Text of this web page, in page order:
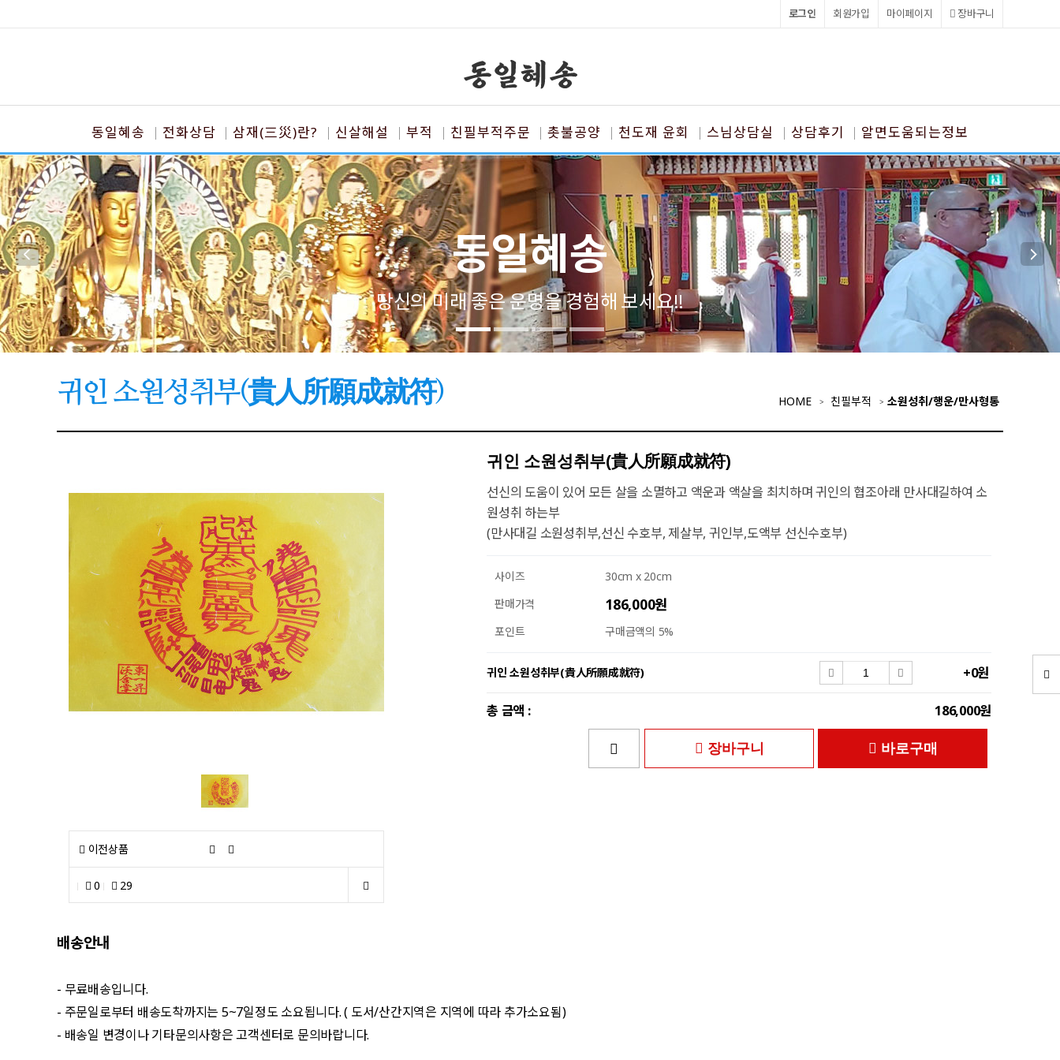
장바구니
마이페이지
회원가입
로그인
동일혜송 전화상담 삼재(三災)란? 신살해설 부적 친필부적주문 촛불공양 천도재 윤회 스님상담실 상담후기 알면도움되는정보
동일혜송
당신의 미래 좋은 운명을 경험해 보세요!!
귀인 소원성취부(貴人所願成就符) HOME 친필부적 소원성취/행운/만사형통
이전상품
0 29
귀인 소원성취부(貴人所願成就符)
선신의 도움이 있어 모든 살을 소멸하고 액운과 액살을 최치하며 귀인의 협조아래 만사대길하여 소
원성취 하는부
(만사대길 소원성취부,선신 수호부, 제살부, 귀인부,도액부 선신수호부)
사이즈
30cm x 20cm
판매가격
186,000원
포인트 구매금액의 5%
귀인 소원성취부(貴人所願成就符) +0원
총 금액 : 186,000원
바로구매
장바구니
배송안내
- 무료배송입니다.
- 주문일로부터 배송도착까지는 5~7일정도 소요됩니다. ( 도서/산간지역은 지역에 따라 추가소요됨)
- 배송일 변경이나 기타문의사항은 고객센터로 문의바랍니다.